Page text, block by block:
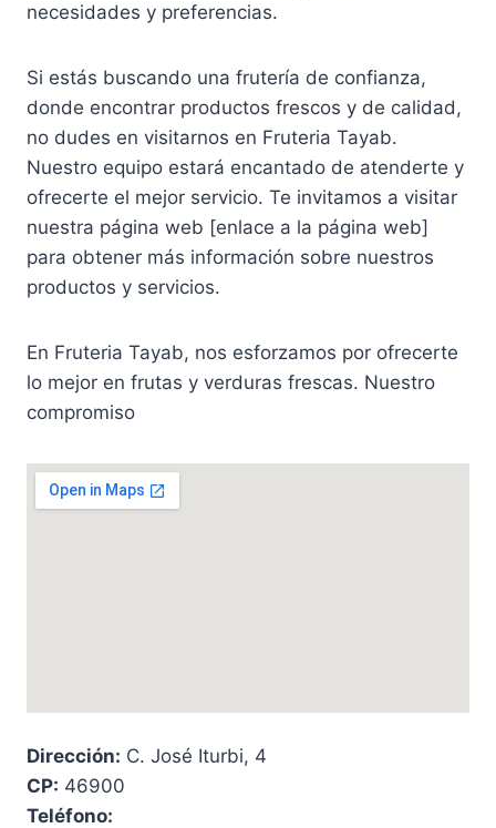
necesidades y preferencias.
Si estás buscando una frutería de confianza,
donde encontrar productos frescos y de calidad,
no dudes en visitarnos en Fruteria Tayab.
Nuestro equipo estará encantado de atenderte y
ofrecerte el mejor servicio. Te invitamos a visitar
nuestra página web [enlace a la página web]
para obtener más información sobre nuestros
productos y servicios.
En Fruteria Tayab, nos esforzamos por ofrecerte
lo mejor en frutas y verduras frescas. Nuestro
compromiso
Dirección: C. José Iturbi, 4
CP: 46900
Teléfono: